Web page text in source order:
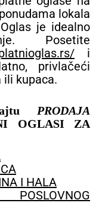
lokala
je idealno
Posetite
i
privlačeći
ili kupaca.
PRODAJA
OGLASI ZA
I HALA